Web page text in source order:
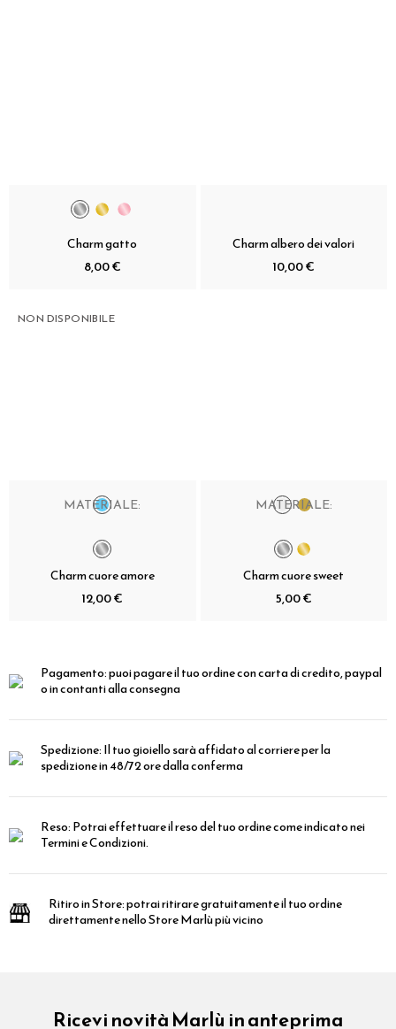
Charm gatto
8,00 €
Charm albero dei valori
10,00 €
NON DISPONIBILE
MATERIALE:
Charm cuore amore
12,00 €
MATERIALE:
Charm cuore sweet
5,00 €
Pagamento:puoi pagare il tuo ordine con carta di credito, paypal
o in contanti alla consegna
Spedizione:Il tuo gioiello sarà affidato al corriere per la
spedizione in 48/72 ore dalla conferma
Reso:Potrai effettuare il reso del tuo ordine come indicato nei
Termini e Condizioni.
Ritiro in Store:potrai ritirare gratuitamente il tuo ordine
direttamente nello Store Marlù più vicino
Ricevi novità Marlù in anteprima